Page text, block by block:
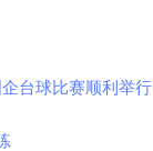
台球比赛顺利举行